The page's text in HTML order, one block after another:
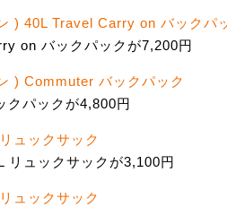
) 40L Travel Carry on バックパ
on バックパックが7,200円
) Commuter バックパック
クパックが4,800円
ュックサック
リュックサックが3,100円
ュックサック